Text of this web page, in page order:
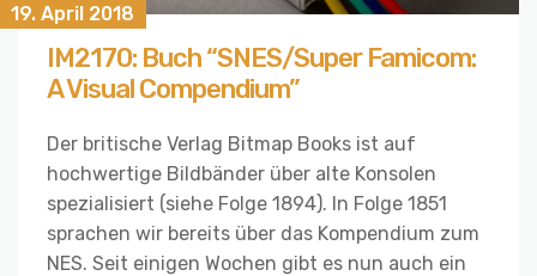
19. April 2018
IM2170: Buch “SNES/Super Famicom:
A Visual Compendium”
Der britische Verlag Bitmap Books ist auf
hochwertige Bildbänder über alte Konsolen
spezialisiert (siehe Folge 1894). In Folge 1851
sprachen wir bereits über das Kompendium zum
NES. Seit einigen Wochen gibt es nun auch ein